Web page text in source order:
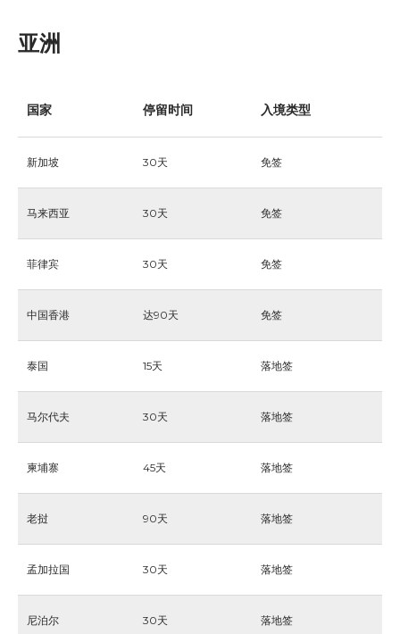
亚洲
国家 停留时间 入境类型
新加坡 30天 免签
马来西亚 30天 免签
菲律宾 30天 免签
中国香港 达90天 免签
泰国 15天 落地签
马尔代夫 30天 落地签
柬埔寨 45天 落地签
老挝 90天 落地签
孟加拉国 30天 落地签
尼泊尔 30天 落地签